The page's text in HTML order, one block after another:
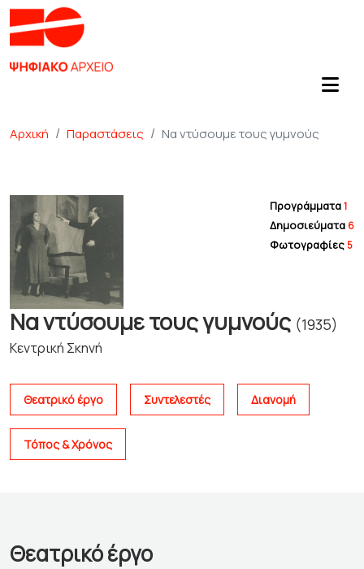
Αρχική Παραστάσεις Να ντύσουμε τους γυμνούς
Προγράμματα 1
Δημοσιεύματα 6
Φωτογραφίες 5
Να ντύσουμε τους γυμνούς (1935)
Κεντρική Σκηνή
Θεατρικό έργο Συντελεστές Διανομή
Τόπος & Χρόνος
Θεατρικό έργο